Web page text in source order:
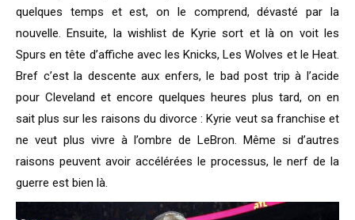
quelques temps et est, on le comprend, dévasté par la
nouvelle. Ensuite, la wishlist de Kyrie sort et là on voit les
Spurs en tête d’affiche avec les Knicks, Les Wolves et le Heat.
Bref c’est la descente aux enfers, le bad post trip à l’acide
pour Cleveland et encore quelques heures plus tard, on en
sait plus sur les raisons du divorce : Kyrie veut sa franchise et
ne veut plus vivre à l’ombre de LeBron. Même si d’autres
raisons peuvent avoir accélérées le processus, le nerf de la
guerre est bien là.